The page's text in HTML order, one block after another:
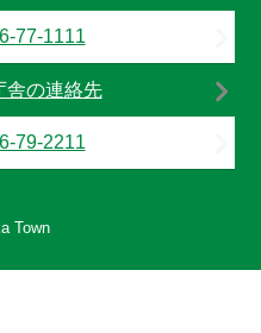
77-1111
舎の連絡先
79-2211
Town